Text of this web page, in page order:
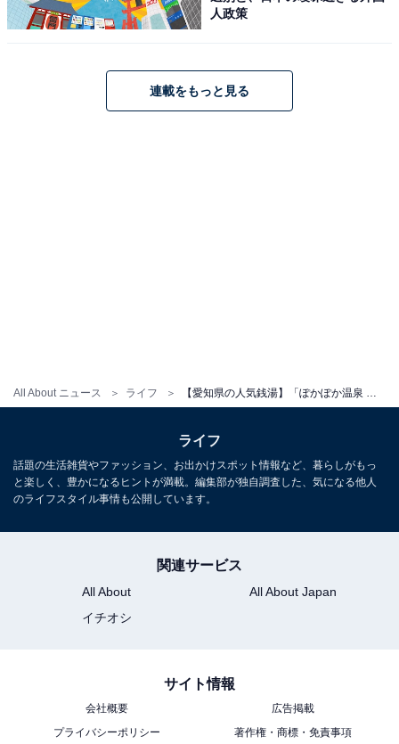
All About ニュース ライフ
所在地：愛知県名古屋市守山区鳥羽見2-10-10
川I.C」より車で約10分、または「小幡I.C」より車で約
こちらもおすすめ
【愛知県の人気スーパー銭湯】「ゆのゆ
人政策
連載をもっと見る
ライフ
話題の生活雑貨やファッション、お出かけスポット情報など、暮らしがもっ
と楽しく、豊かになるヒントが満載。編集部が独自調査した、気になる他人
のライフスタイル事情も公開しています。
関連サービス
All About
All About Japan
イチオシ
サイト情報
会社概要
広告掲載
プライバシーポリシー
著作権・商標・免責事項